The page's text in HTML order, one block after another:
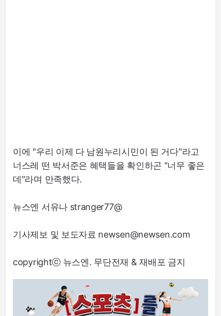
이에 "우리 이제 다 남원누리시민이 된 거다"라고
너스레 떤 박서준은 혜택들을 확인하곤 "너무 좋은
데"라며 만족했다.
뉴스엔 서유나 stranger77@
기사제보 및 보도자료 newsen@newsen.com
copyrightⓒ 뉴스엔. 무단전재 & 재배포 금지